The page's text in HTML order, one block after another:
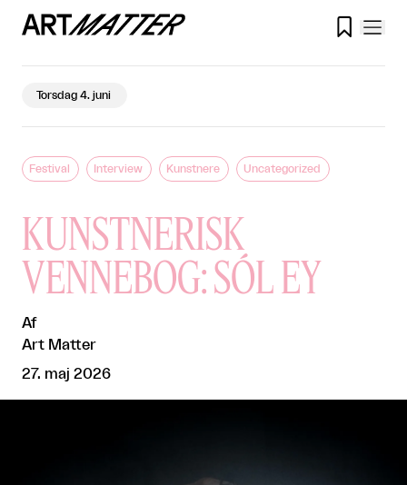

Torsdag 4. juni
KUNSTNERISK
VENNEBOG: SÓL EY
Af
Art Matter
27. maj 2026
Festival Interview Kunstnere Uncategorized